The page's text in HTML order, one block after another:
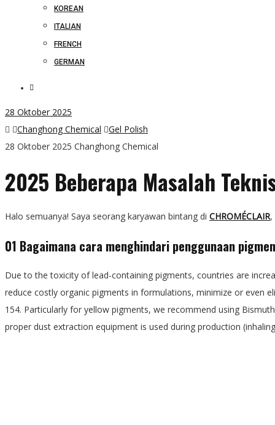
KOREAN
ITALIAN
FRENCH
GERMAN
28 Oktober 2025
Changhong Chemical
Gel Polish
28 Oktober 2025 Changhong Chemical
2025 Beberapa Masalah
Halo semuanya! Saya seorang karyawan bintang di CHROMÉCLAIR,
01 Bagaimana cara menghindari penggunaan
Due to the toxicity of lead-containing pigments, countries are
reduce costly organic pigments in formulations, minimize or even
154. Particularly for yellow pigments, we recommend using
proper dust extraction equipment is used during production